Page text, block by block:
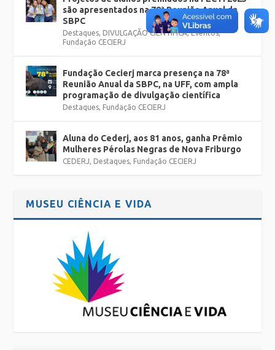
são apresentados na 78ª Reunião Anual da
SBPC
Destaques, DIVULGAÇÃO CIENTÍFICA,Eventos,
Fundação CECIERJ
Fundação Cecierj marca presença na 78ª
Reunião Anual da SBPC, na UFF, com ampla
programação de divulgação científica
Destaques, Fundação CECIERJ
Aluna do Cederj, aos 81 anos, ganha Prêmio
Mulheres Pérolas Negras de Nova Friburgo
CEDERJ, Destaques, Fundação CECIERJ
MUSEU CIÊNCIA E VIDA